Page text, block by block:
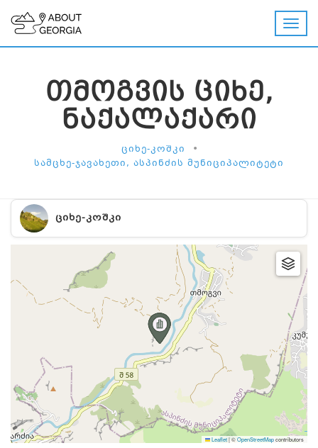
ᲗᲛᲝᲒᲕᲘᲡ ᲪᲘᲮᲔ,
ᲜᲐᲥᲐᲚᲐᲥᲐᲠᲘ
ᲪᲘᲮᲔ-ᲙᲝᲨᲙᲘ •
ᲡᲐᲛᲪᲮᲔ-ᲯᲐᲕᲐᲮᲔᲗᲘ, ᲐᲡᲞᲘᲜᲫᲘᲡ ᲛᲣᲜᲘᲪᲘᲞᲐᲚᲘᲢᲔᲢᲘ
ᲪᲘᲮᲔ-ᲙᲝᲨᲙᲘ
Leaflet|©OpenStreetMapcontributors